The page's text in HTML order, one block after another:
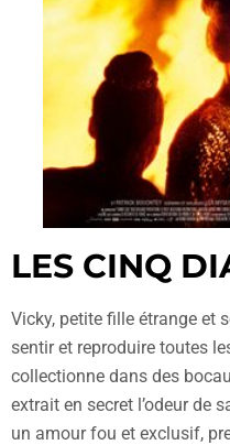
LES CINQ
Vicky, petite fille étrange et
sentir et reproduire toutes
collectionne dans des
extrait en secret l’odeur de
un amour fou et exclusif,